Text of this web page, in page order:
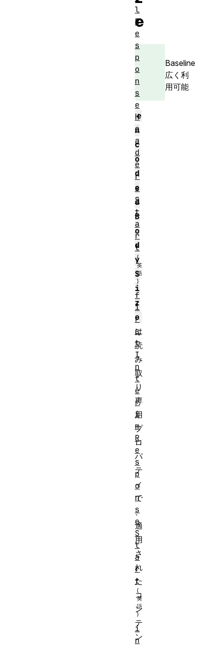
e
Baseline
広く利
用可能
e
n
c
o
d
e
d
B
o
d
y
S
i
z
e
は
読
み
取
り
専
用
プ
ロ
パ
テ
ィ
で
、
適
用
さ
れ
た
コ
ン
テ
ン
l
R
e
s
p
o
n
s
e
H
e
a
d
e
r
s
S
t
a
r
t
f
i
r
s
t
I
n
t
e
r
i
m
R
e
s
p
o
n
s
e
S
t
a
r
t
i
n